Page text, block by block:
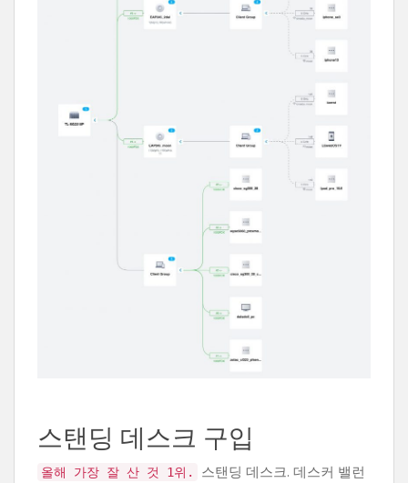
스탠딩 데스크 구입
올해 가장 잘 산 것 1위.
스탠딩 데스크. 데스커 밸런